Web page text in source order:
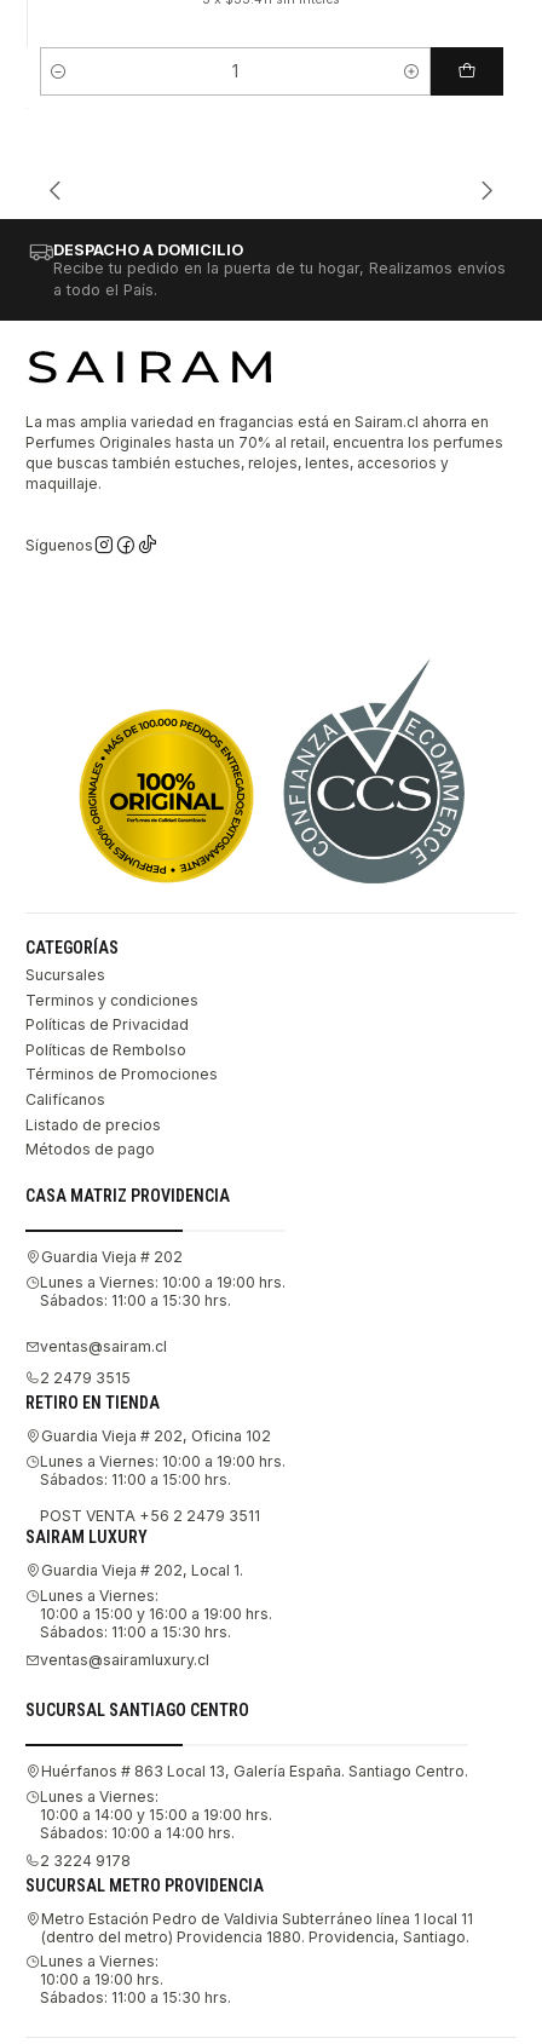
Cantidad
DESPACHO A DOMICILIO
Recibe tu pedido en la puerta de tu hogar, Realizamos envíos
a todo el País.
La mas amplia variedad en fragancias está en Sairam.cl ahorra en
Perfumes Originales hasta un 70% al retail, encuentra los perfumes
que buscas también estuches, relojes, lentes, accesorios y
maquillaje.
Síguenos
CATEGORÍAS
Sucursales
Terminos y condiciones
Políticas de Privacidad
Políticas de Rembolso
Términos de Promociones
Califícanos
Listado de precios
Métodos de pago
CASA MATRIZ PROVIDENCIA
Guardia Vieja # 202
Lunes a Viernes: 10:00 a 19:00 hrs.
Sábados: 11:00 a 15:30 hrs.
ventas@sairam.cl
2 2479 3515
RETIRO EN TIENDA
Guardia Vieja # 202, Oficina 102
Lunes a Viernes: 10:00 a 19:00 hrs.
Sábados: 11:00 a 15:00 hrs.
POST VENTA +56 2 2479 3511
SAIRAM LUXURY
Guardia Vieja # 202, Local 1.
Lunes a Viernes:
10:00 a 15:00 y 16:00 a 19:00 hrs.
Sábados: 11:00 a 15:30 hrs.
ventas@sairamluxury.cl
SUCURSAL SANTIAGO CENTRO
Huérfanos # 863 Local 13, Galería España. Santiago Centro.
Lunes a Viernes:
10:00 a 14:00 y 15:00 a 19:00 hrs.
Sábados: 10:00 a 14:00 hrs.
2 3224 9178
SUCURSAL METRO PROVIDENCIA
Metro Estación Pedro de Valdivia Subterráneo línea 1 local 11
(dentro del metro) Providencia 1880. Providencia, Santiago.
Lunes a Viernes:
10:00 a 19:00 hrs.
Sábados: 11:00 a 15:30 hrs.